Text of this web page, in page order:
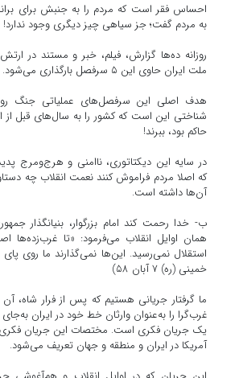
احساس فقر است که مردم را به جنبش برای
به مردم گفت؛ جز سیاهی چیز دیگری وجود ندارد!
روزانه ده‌ها گزارش، فیلم، خبر و مستند در
ملت ایران حاوی این ۵ سرفصل بارگذاری می‌شود.
هدف اصلی این سرفصل‌های عملیاتی جنگ
شناختی این است که کشور را به سال‌های قبل از
حاکم بود، ببرند!
در سایه این دیکتاتوری، ناامنی و هرج‌ومرج
که اصلا مردم فراموش کنند نعمت انقلاب چه
آن‌ها داشته است.
ب- خدا رحمت کند امام بزرگوار، بنیانگذار
همان اوایل انقلاب می‌فرمود: «تا غرب‌زده‌ها
استقلال نمی‌رسید. این‌ها نمی‌گذارند ما روی پای
خمینی (ره) ۷ آبان ۵۸)
ما گرفتار جریانی هستیم که پس از فرار شاه،
غرب‌گرا را به‌عنوان وارثان خط خود در ایران
یک جریان فکری است. مختصات این جریان فکری
آمریکا در ایران و منطقه و جهان تعریف می‌شود.